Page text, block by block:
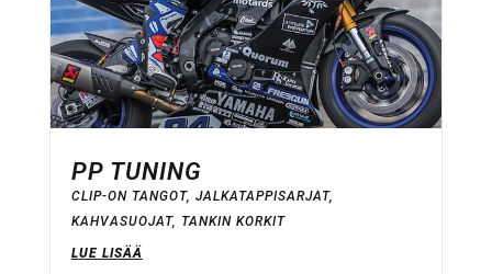
PP TUNING
CLIP-ON TANGOT, JALKATAPPISARJAT,
KAHVASUOJAT, TANKIN KORKIT
LUE LISÄÄ